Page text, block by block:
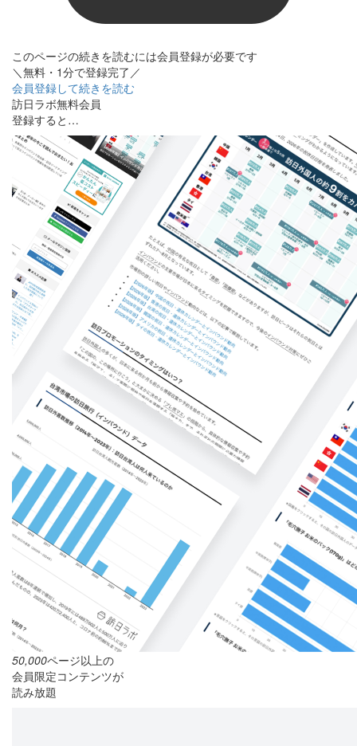
このページの続きを読むには会員登録が必要です
＼無料・1分で登録完了／
会員登録して続きを読む
訪日ラボ無料会員
登録すると…
50,000ページ以上の
会員限定コンテンツが
読み放題